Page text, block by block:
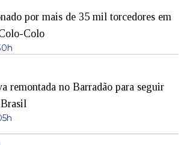
por mais de 35 mil torcedores em
Colo
remontada no Barradão para seguir